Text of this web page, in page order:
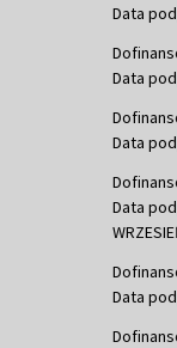
Data
Data
Data
Data
Data